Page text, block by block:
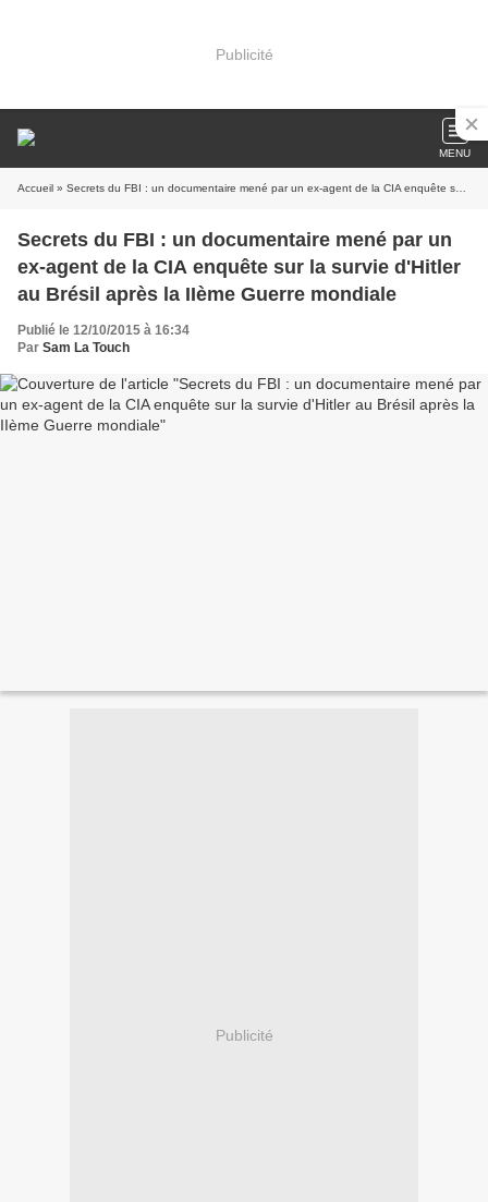
Publicité
MENU
Accueil » Secrets du FBI : un documentaire mené par un ex-agent de la CIA enquête sur la survie d'Hitler au Brésil après la IIème Guerre mondiale
Secrets du FBI : un documentaire mené par un
ex-agent de la CIA enquête sur la survie d'Hitler
au Brésil après la IIème Guerre mondiale
Publié le 12/10/2015 à 16:34
Par Sam La Touch
Publicité